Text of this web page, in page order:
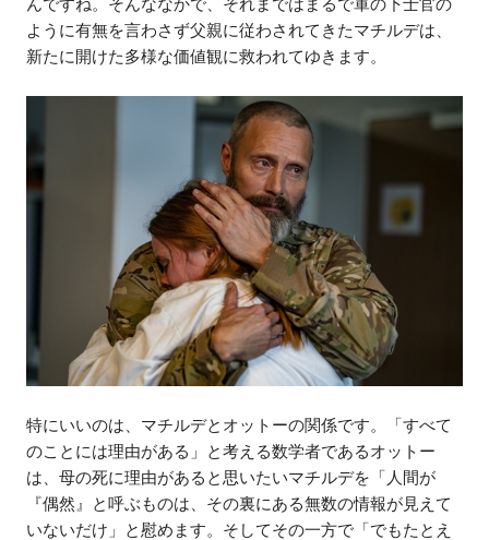
んですね。そんななかで、それまではまるで軍の下士官の
ように有無を言わさず父親に従わされてきたマチルデは、
新たに開けた多様な価値観に救われてゆきます。
特にいいのは、マチルデとオットーの関係です。「すべて
のことには理由がある」と考える数学者であるオットー
は、母の死に理由があると思いたいマチルデを「人間が
『偶然』と呼ぶものは、その裏にある無数の情報が見えて
いないだけ」と慰めます。そしてその一方で「でもたとえ